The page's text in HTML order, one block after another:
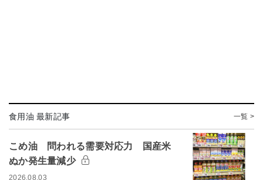
食用油 最新記事 一覧 >
こめ油 問われる需要対応力 国産米
ぬか発生量減少
2026.08.03